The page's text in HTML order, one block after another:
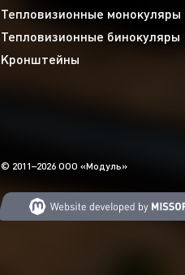
Тепловизионные монокуляры
Тепловизионные бинокуляры
Кронштейны
© 2011–2026 ООО «Модуль»